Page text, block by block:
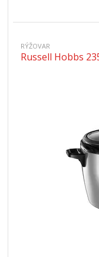
RÝŽOVAR
Russell Hobbs